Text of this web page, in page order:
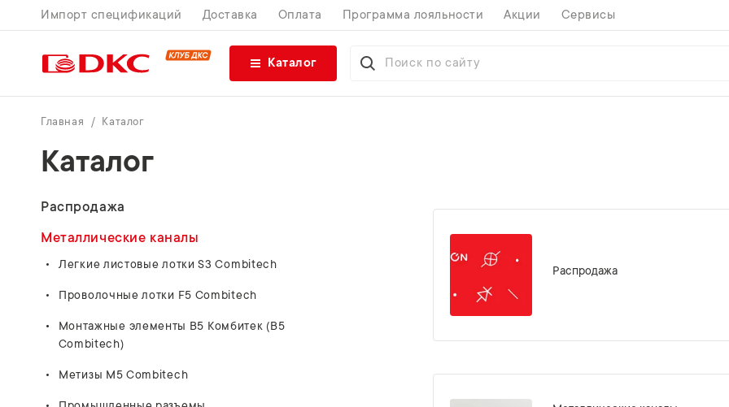
Импорт спецификаций Доставка Оплата Программа лояльности Акции Сервисы
Каталог
Главная Каталог
Каталог
Распродажа
Металлические каналы
Легкие листовые лотки S3 Combitech
Проволочные лотки F5 Combitech
Монтажные элементы В5 Комбитек (B5
Combitech)
Метизы M5 Combitech
Распродажа